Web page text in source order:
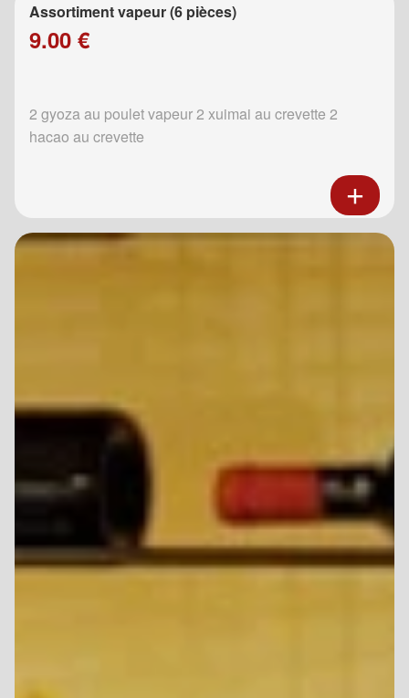
Assortiment vapeur (6 pièces)
9.00 €
2 gyoza au poulet vapeur 2 xuimai au crevette 2
hacao au crevette